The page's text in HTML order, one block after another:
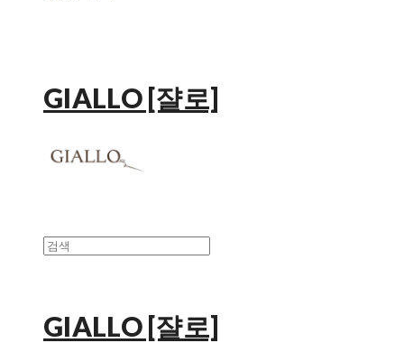
GIALLO [쟐로]
GIALLO [쟐로]